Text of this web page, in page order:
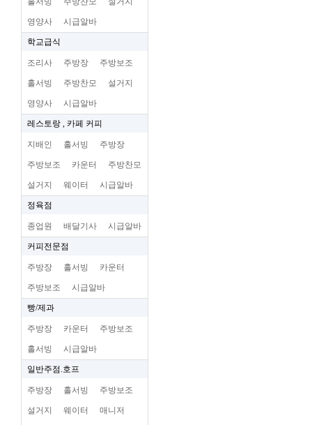
영양사 시급알바
학교급식
조리사 주방장 주방보조
홀서빙 주방찬모 설거지
영양사 시급알바
레스토랑 , 카페 커피
지배인 홀서빙 주방장
주방보조 카운터 주방찬모
설거지 웨이터 시급알바
정육점
종업원 배달기사 시급알바
커피전문점
주방장 홀서빙 카운터
주방보조 시급알바
빵/제과
주방장 카운터 주방보조
홀서빙 시급알바
일반주점.호프
주방장 홀서빙 주방보조
설거지 웨이터 매니저